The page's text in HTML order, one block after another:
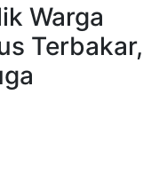
Warga
Terbakar,